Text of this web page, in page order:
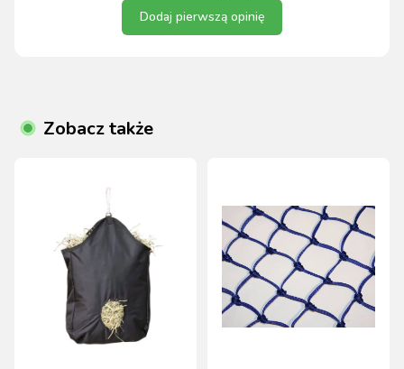
Dodaj pierwszą opinię
Zobacz także